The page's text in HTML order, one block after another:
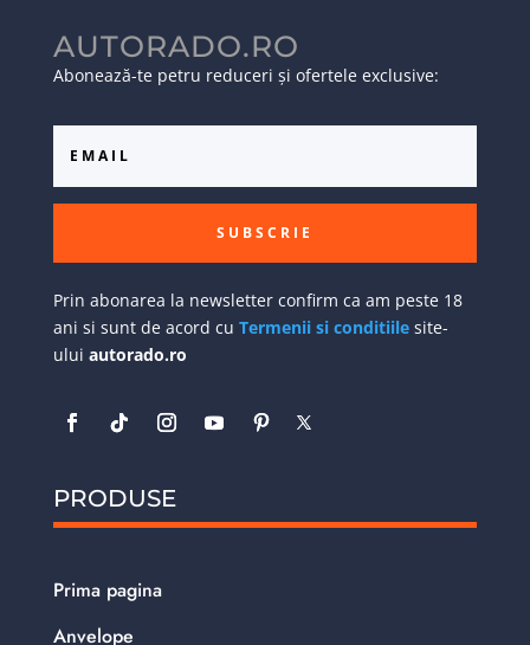
AUTORADO.RO
Abonează-te petru reduceri și ofertele exclusive:
SUBSCRIE
Prin abonarea la newsletter confirm ca am peste 18
ani si sunt de acord cu Termenii si conditiilesite-
ului autorado.ro
PRODUSE
Prima pagina
Anvelope